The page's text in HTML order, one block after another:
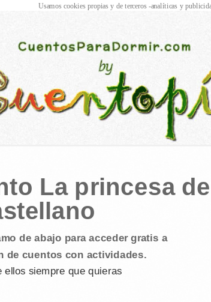
La princesa
de abajo para acceder gratis a
de cuentos con actividades.
ellos siempre que quieras
Usamos cookies propias y de terceros -analíticas y